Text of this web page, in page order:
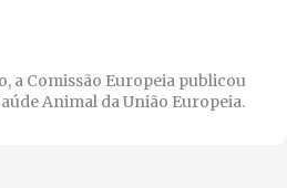
a Comissão Europeia publicou
Animal da União Europeia.